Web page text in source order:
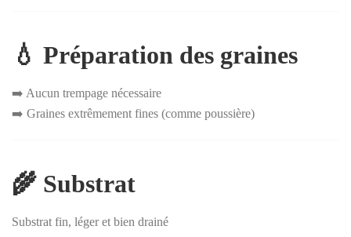
💧 Préparation des graines
➡️ Aucun trempage nécessaire
➡️ Graines extrêmement fines (comme poussière)
🌾 Substrat
Substrat fin, léger et bien drainé